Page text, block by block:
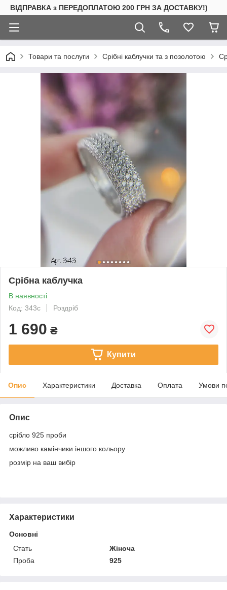
ВІДПРАВКА з ПЕРЕДОПЛАТОЮ 200 ГРН ЗА ДОСТАВКУ!)
Товари та послуги Срібні каблучки та з позолотою
Срібна каблучка
В наявності
Код: 343с
Роздріб
1 690 ₴
Купити
Опис Характеристики Доставка Оплата Умови
Опис
срібло 925 проби
можливо камінчики іншого кольору
розмір на ваш вибір
Характеристики
Основні
Стать
Жіноча
Проба
925